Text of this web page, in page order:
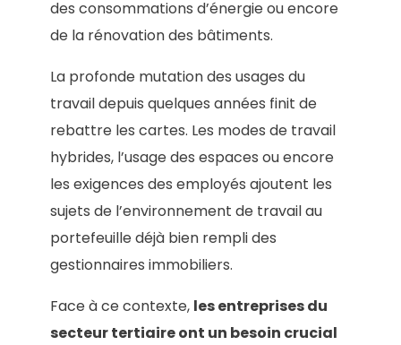
des consommations d’énergie ou encore
de la rénovation des bâtiments.
La profonde mutation des usages du
travail depuis quelques années finit de
rebattre les cartes. Les modes de travail
hybrides, l’usage des espaces ou encore
les exigences des employés ajoutent les
sujets de l’environnement de travail au
portefeuille déjà bien rempli des
gestionnaires immobiliers.
Face à ce contexte, les entreprises du
secteur tertiaire ont un besoin crucial